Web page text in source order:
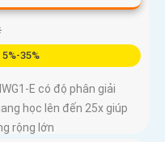
35%
E có độ phân giải
học lên đến 25x giúp
rộng lớn